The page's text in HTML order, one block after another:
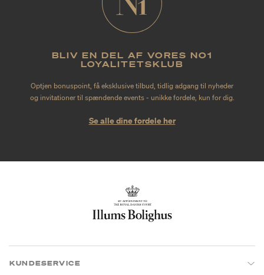
BLIV EN DEL AF VORES NO1
LOYALITETSKLUB
Optjen bonuspoint, få eksklusive tilbud, tidlig adgang til nyheder
og invitationer til spændende events - unikke fordele, kun for dig.
Se alle dine fordele her
KUNDESERVICE